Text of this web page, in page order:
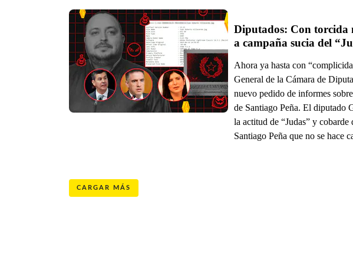
Diputados: Con torcida
a campaña sucia del
Ahora ya hasta con
General de la Cámara de
nuevo pedido de informes
de Santiago Peña. El diputado
la actitud de “Judas” y
Santiago Peña que no se hace
CARGAR MÁS